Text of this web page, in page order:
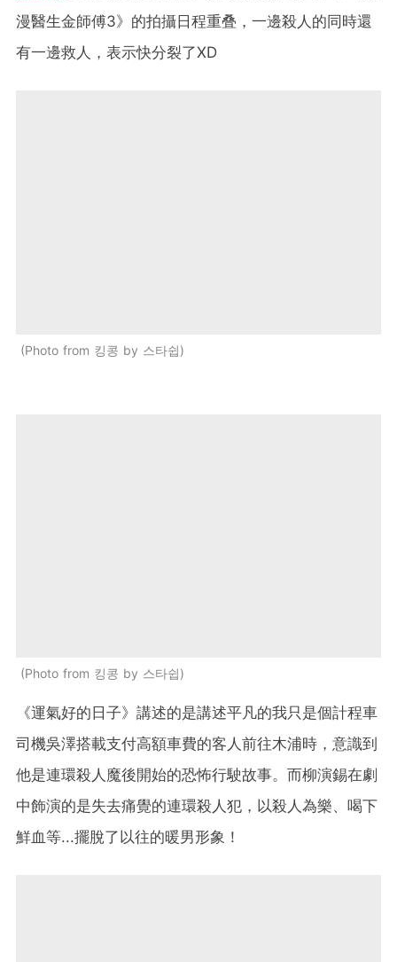
漫醫生金師傅3》的拍攝日程重叠，一邊殺人的同時還
有一邊救人，表示快分裂了XD
Photo from 킹콩 by 스타쉽
Photo from 킹콩 by 스타쉽
《運氣好的日子》講述的是講述平凡的我只是個計程車
司機吳澤搭載支付高額車費的客人前往木浦時，意識到
他是連環殺人魔後開始的恐怖行駛故事。而柳演錫在劇
中飾演的是失去痛覺的連環殺人犯，以殺人為樂、喝下
鮮血等...擺脫了以往的暖男形象！